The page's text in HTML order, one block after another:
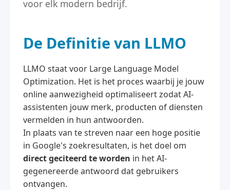
voor elk modern bedrijf.
De Definitie van LLMO
LLMO staat voor Large Language Model
Optimization. Het is het proces waarbij je jouw
online aanwezigheid optimaliseert zodat AI-
assistenten jouw merk, producten of diensten
vermelden in hun antwoorden.
In plaats van te streven naar een hoge positie
in Google's zoekresultaten, is het doel om
direct geciteerd te worden in het AI-
gegenereerde antwoord dat gebruikers
ontvangen.